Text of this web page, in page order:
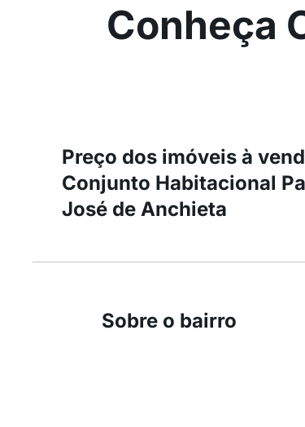
Conheça
Preço dos imóveis à
Conjunto Habitacional
José de Anchieta
Sobre o bairro